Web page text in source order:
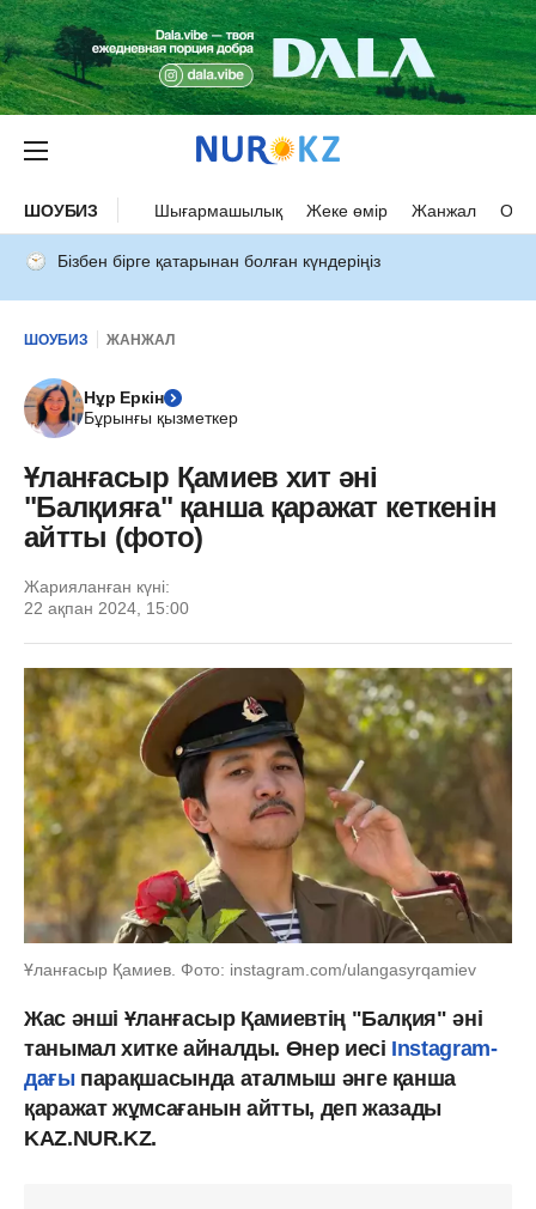
ШОУБИЗ Шығармашылық Жеке өмір Жанжал
Бізбен бірге қатарынан болған күндеріңіз
ШОУБИЗ ЖАНЖАЛ
Нұр Еркін
Бұрынғы қызметкер
Ұланғасыр Қамиев хит әні
"Балқияға" қанша қаражат кеткенін
айтты (фото)
Жарияланған күні:
22 ақпан 2024, 15:00
Ұланғасыр Қамиев. Фото: instagram.com/ulangasyrqamiev
Жас әнші Ұланғасыр Қамиевтің "Балқия" әні
танымал хитке айналды. Өнер иесі Instagram-
дағы парақшасында аталмыш әнге қанша
қаражат жұмсағанын айтты, деп жазады
KAZ.NUR.KZ.